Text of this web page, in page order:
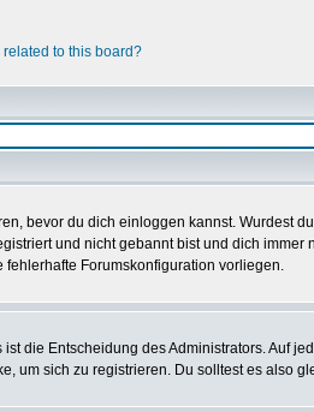
to this board?
bevor du dich einloggen kannst. Wurdest
und nicht gebannt bist und dich
fehlerhafte Forumskonfiguration vorliegen.
die Entscheidung des Administrators. Auf
um sich zu registrieren. Du solltest es also